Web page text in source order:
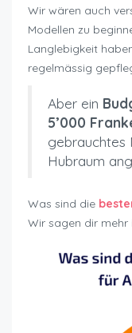
Wir wären auch
Modellen zu
Langlebigkeit
regelmässig
Aber ein
5’000
gebrauchtes
Hubraum
Was sind die
Wir sagen dir mehr